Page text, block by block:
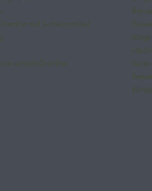
mit Schwimmbad
urlaub Drenthe
Blogs
Karte